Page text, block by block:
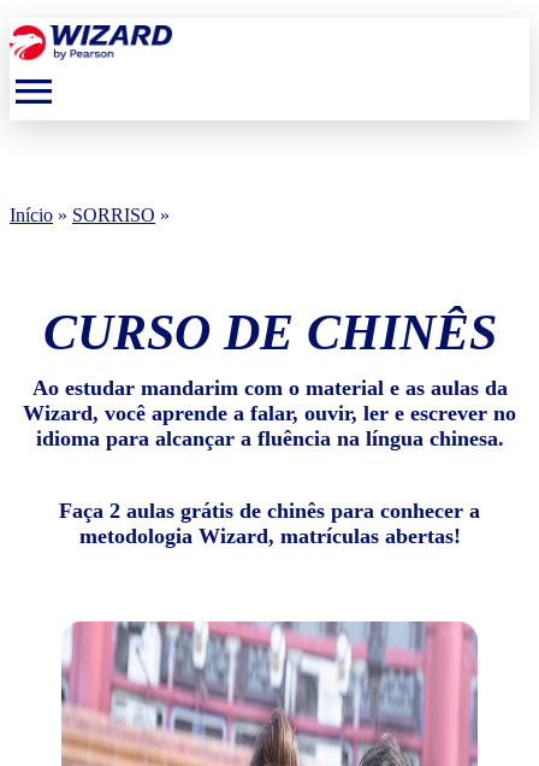
menu
Início » SORRISO »
CURSO DE CHINÊS
Ao estudar mandarim com o material e as aulas da
Wizard, você aprende a falar, ouvir, ler e escrever no
idioma para alcançar a fluência na língua chinesa.
Faça 2 aulas grátis de chinês para conhecer a
metodologia Wizard, matrículas abertas!